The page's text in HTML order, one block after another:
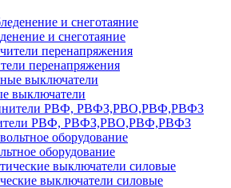
и снеготаяние
перенапряжения
выключатели
РВФ, РВФЗ,РВО,РВФ,РВФЗ
оборудование
выключатели cиловые